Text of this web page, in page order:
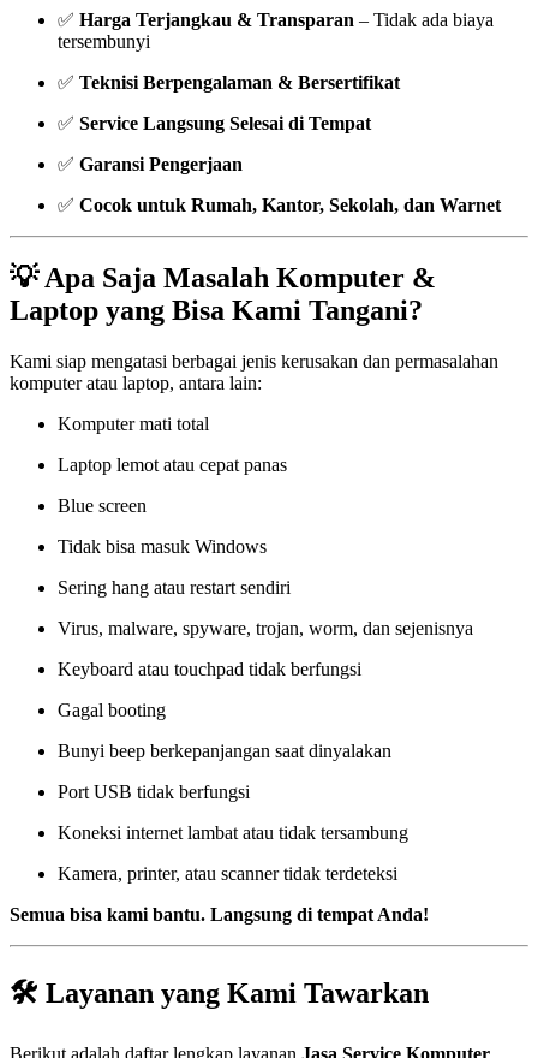
✅ Harga Terjangkau & Transparan – Tidak ada biaya
tersembunyi
✅ Teknisi Berpengalaman & Bersertifikat
✅ Service Langsung Selesai di Tempat
✅ Garansi Pengerjaan
✅ Cocok untuk Rumah, Kantor, Sekolah, dan Warnet
💡 Apa Saja Masalah Komputer &
Laptop yang Bisa Kami Tangani?
Kami siap mengatasi berbagai jenis kerusakan dan permasalahan
komputer atau laptop, antara lain:
Komputer mati total
Laptop lemot atau cepat panas
Blue screen
Tidak bisa masuk Windows
Sering hang atau restart sendiri
Virus, malware, spyware, trojan, worm, dan sejenisnya
Keyboard atau touchpad tidak berfungsi
Gagal booting
Bunyi beep berkepanjangan saat dinyalakan
Port USB tidak berfungsi
Koneksi internet lambat atau tidak tersambung
Kamera, printer, atau scanner tidak terdeteksi
Semua bisa kami bantu. Langsung di tempat Anda!
🛠️ Layanan yang Kami Tawarkan